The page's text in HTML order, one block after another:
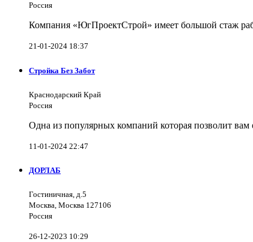
Россия
Компания «ЮгПроектСтрой» имеет большой стаж
21-01-2024 18:37
Стройка Без Забот
Краснодарский Край
Россия
Одна из популярных компаний которая позволит
11-01-2024 22:47
ДОРЛАБ
Гостиничная, д.5
Москва, Москва 127106
Россия
26-12-2023 10:29